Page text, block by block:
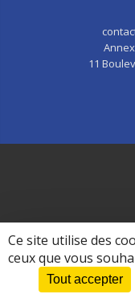
11
© 2017, Propriété de
Ce site utilise des
ceux que vous
Tout accepter